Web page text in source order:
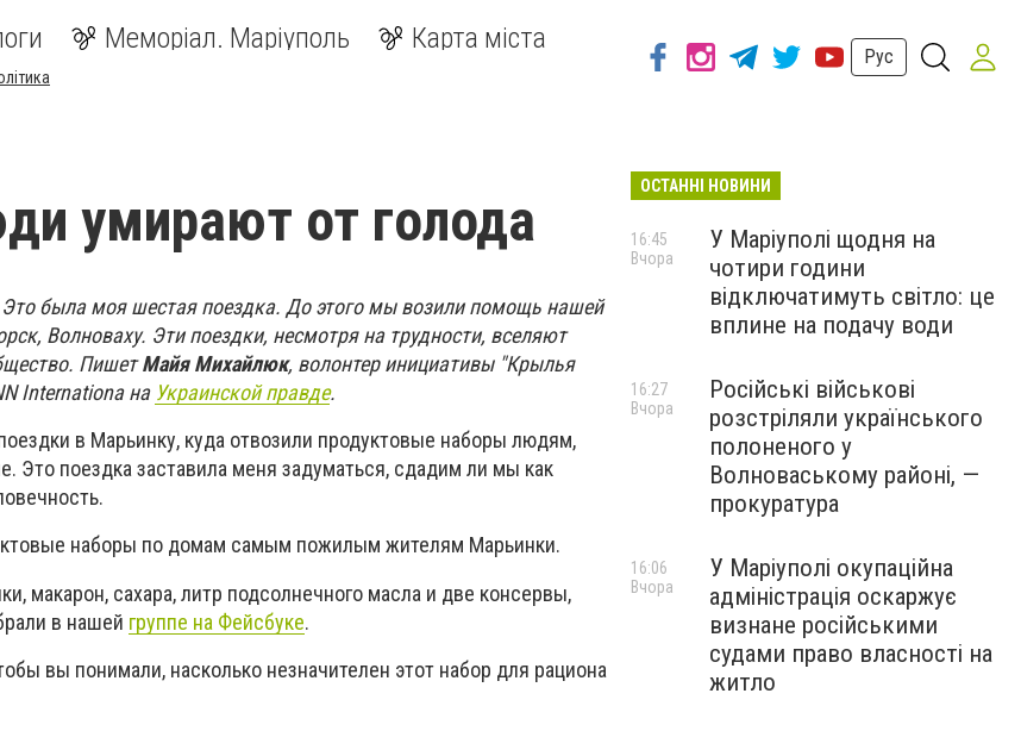
Меморіал. Маріуполь Карта міста
Рус
умирают от голода
Это была моя шестая поездка. До этого мы возили помощь нашей
Волноваху. Эти поездки, несмотря на трудности, вселяют
ПишетМайя Михайлюк, волонтер инициативы "Крылья
Internationa на Украинской правде.
в Марьинку, куда отвозили продуктовые наборы людям,
Это поездка заставила меня задуматься, сдадим ли мы как
наборы по домам самым пожилым жителям Марьинки.
макарон, сахара, литр подсолнечного масла и две консервы,
в нашей группе на Фейсбуке.
вы понимали, насколько незначителен этот набор для рациона
ОСТАННІ НОВИНИ
У Маріуполі щодня на
чотири години
відключатимуть світло: це
вплине на подачу води
16:45
Вчора
Російські військові
розстріляли українського
полоненого у
Волноваському районі, —
прокуратура
16:27
Вчора
У Маріуполі окупаційна
адміністрація оскаржує
визнане російськими
судами право власності на
житло
16:06
Вчора